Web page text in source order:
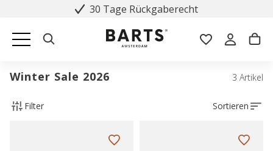
30 Tage Rückgaberecht
Winter Sale 2026 3 Artikel
Filter Sortieren